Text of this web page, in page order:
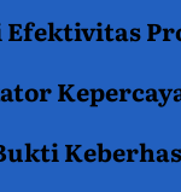
Efektivitas